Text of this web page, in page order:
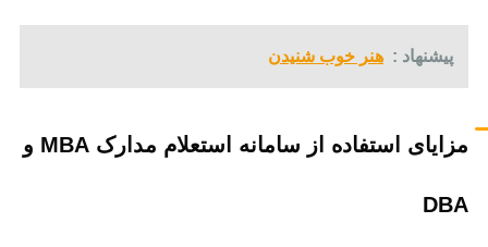
پیشنهاد : هنر خوب شنیدن
مزایای استفاده از سامانه استعلام مدارک و
DBA